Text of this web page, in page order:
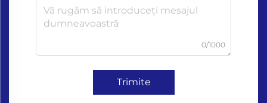
0/1000
Trimite